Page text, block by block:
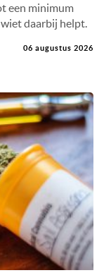
een minimum
daarbij helpt.
06 augustus 2026